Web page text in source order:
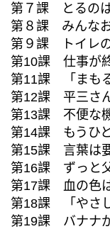
第７課 とるのは
第８課 みんな
第９課 トイレの
第10課 仕事が
第11課 「まも
第12課 平三さ
第13課 不便な
第14課 もうひ
第15課 言葉は
第16課 ずっと
第17課 血の色
第18課 「やさ
第19課 バナナ